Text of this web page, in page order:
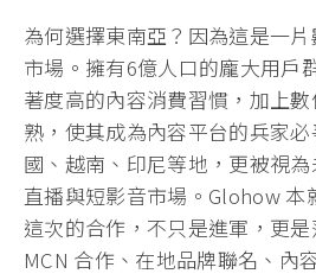
為何選擇東南亞？因為這是一
市場。擁有6億人口的龐大用戶
著度高的內容消費習慣，加上
熟，使其成為內容平台的兵家
國、越南、印尼等地，更被視
直播與短影音市場。Glohow 本
這次的合作，不只是進軍，更
MCN 合作、在地品牌聯名、內